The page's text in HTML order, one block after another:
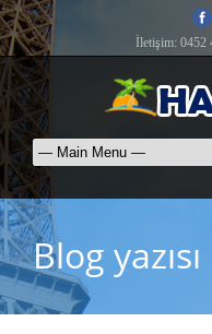
İletişim: 0452
Blog yazısı